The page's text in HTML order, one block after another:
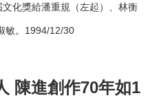
化獎給潘重規（左起）、林衡
敏。1994/12/30
陳進創作70年如1